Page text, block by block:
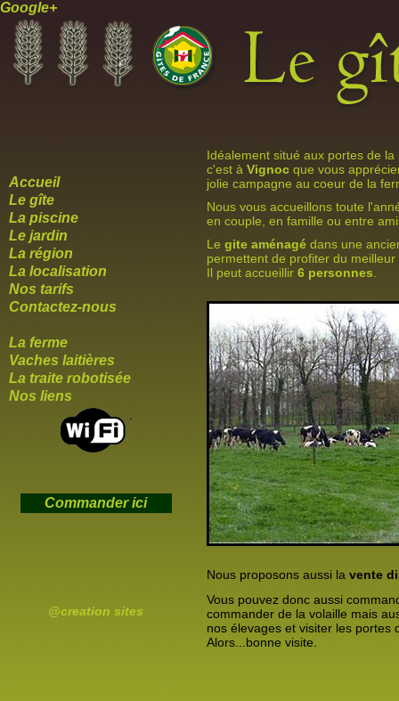
Google+
Accueil
Le gîte
La piscine
Le jardin
La région
La localisation
Nos tarifs
Contactez-nous
La ferme
Vaches laitières
La traite robotisée
Nos liens
Commander ici
@creation sites
Idéalement situé aux portes de la
c'est à Vignoc que vous
jolie campagne au coeur de la
Nous vous accueillons toute
en couple, en famille ou entre
Le gite aménagé dans une
permettent de profiter du
Il peut accueillir 6 personnes
Nous proposons aussi la vente
Vous pouvez donc aussi
commander de la volaille mais
nos élevages et visiter les portes
Alors...bonne visite.